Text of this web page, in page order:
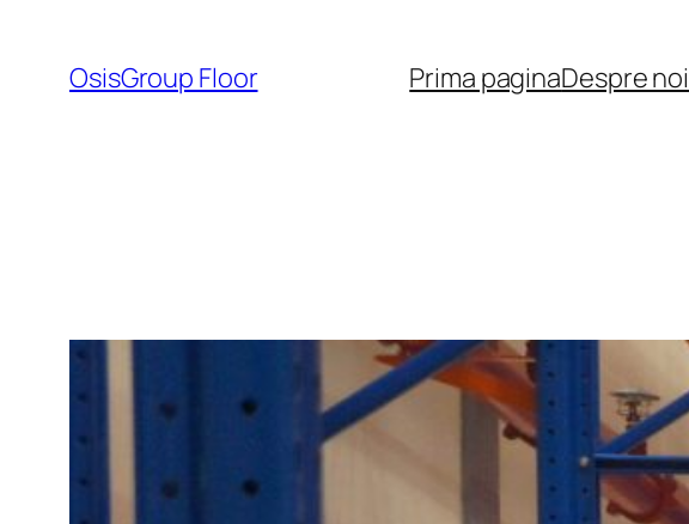
conținut
OsisGroup Floor Prima paginaDespre noi